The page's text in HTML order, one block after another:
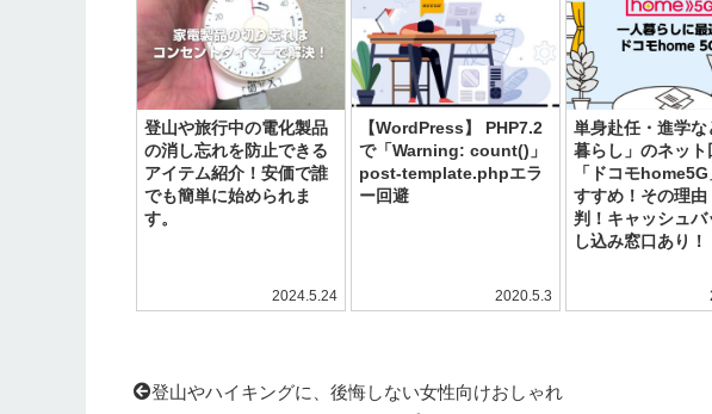
登山や旅行中の電化製品
の消し忘れを防止できる
アイテム紹介！安価で誰
でも簡単に始められま
す。
2024.5.24
【WordPress】 PHP7.2
で「Warning: count()」
post-template.phpエラ
ー回避
2020.5.3
単身赴任・進学な
暮らし」のネット
「ドコモ
すすめ！その理由
判！キャッシュバ
し込み窓口あり！
登山やハイキングに、後悔しない女性向けおしゃれ